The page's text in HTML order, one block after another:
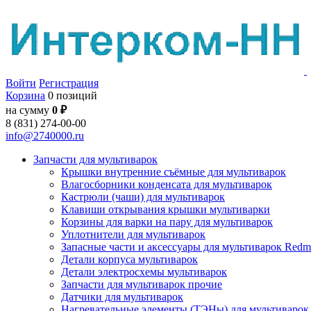
Войти Регистрация
Корзина 0 позиций
на сумму 0 ₽
8 (831) 274-00-00
info@2740000.ru
Запчасти для мультиварок
Крышки внутренние съёмные для мультиварок
Влагосборники конденсата для мультиварок
Кастрюли (чаши) для мультиварок
Клавиши открывания крышки мультиварки
Корзины для варки на пару для мультиварок
Уплотнители для мультиварок
Запасные части и аксессуары для мультиварок
Детали корпуса мультиварок
Детали электросхемы мультиварок
Запчасти для мультиварок прочие
Датчики для мультиварок